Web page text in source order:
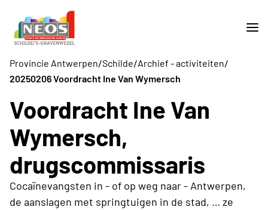
Provincie Antwerpen/Schilde/Archief - activiteiten/
20250206 Voordracht Ine Van Wymersch
Voordracht Ine Van
Wymersch,
drugscommissaris
Cocaïnevangsten in - of op weg naar - Antwerpen,
de aanslagen met springtuigen in de stad, … ze